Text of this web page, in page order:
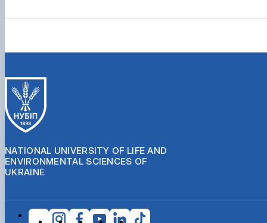
NATIONAL UNIVERSITY OF LIFE AND
ENVIRONMENTAL SCIENCES OF
UKRAINE